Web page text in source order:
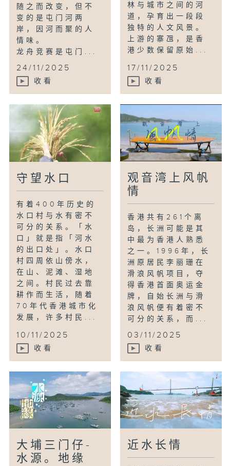
随之而改变，但不
变的是屯门河两
岸，因河而聚的人
情味。
龙舟竞赛是屯门...
24/11/2025
收看
林与城市之间的河
道，孕育出一段段
独特的人文风景。
上游的寨乪，是香
港少数保留原始...
17/11/2025
收看
守望水口
有着400年历史的
水口村与水有密不
可分的关系。「水
口」就是指「河水
的出口处」。水口
村四周依山傍水，
在山、泥滩、湿地
之间。村民过去靠
耕作而生活，随着
70年代香港城市化
发展，许多村民...
10/11/2025
收看
观音湾上风帆
情
香港共有261个离
岛，长洲可能是其
中最为香港人熟悉
之一。1996年，长
洲原居民李丽珊在
滑浪风帆项目，夺
得香港首面奥运金
牌，自始长洲与滑
浪风帆便有着密不
可分的关系，而...
03/11/2025
收看
大埔三门仔-
水源。地缘
近水长情